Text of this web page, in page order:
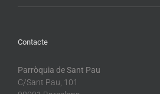
Contacte
Parròquia de Sant Pau
C/Sant Pau, 101